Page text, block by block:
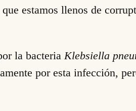
estamos llenos de
la bacteria Klebsiella
por esta infección,